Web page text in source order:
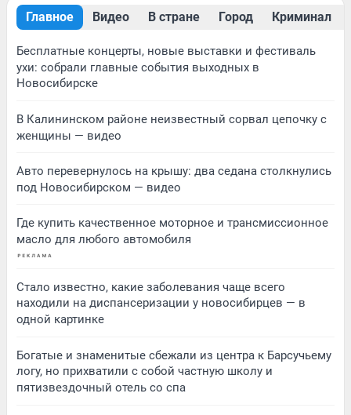
Главное Видео В стране Город Криминал
Бесплатные концерты, новые выставки и фестиваль
ухи: собрали главные события выходных в
Новосибирске
В Калининском районе неизвестный сорвал цепочку с
женщины — видео
Авто перевернулось на крышу: два седана столкнулись
под Новосибирском — видео
Где купить качественное моторное и трансмиссионное
масло для любого автомобиля
Стало известно, какие заболевания чаще всего
находили на диспансеризации у новосибирцев — в
одной картинке
Богатые и знаменитые сбежали из центра к Барсучьему
логу, но прихватили с собой частную школу и
пятизвездочный отель со спа